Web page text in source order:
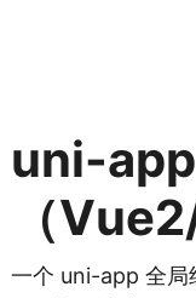
uni-
（
一个 uni-app 全局